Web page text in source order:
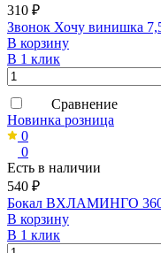
310 ₽
Звонок Хочу винишка
В корзину
В 1 клик
Сравнение
Новинка розница
0
0
Есть в наличии
540 ₽
Бокал ВХЛАМИНГО
В корзину
В 1 клик